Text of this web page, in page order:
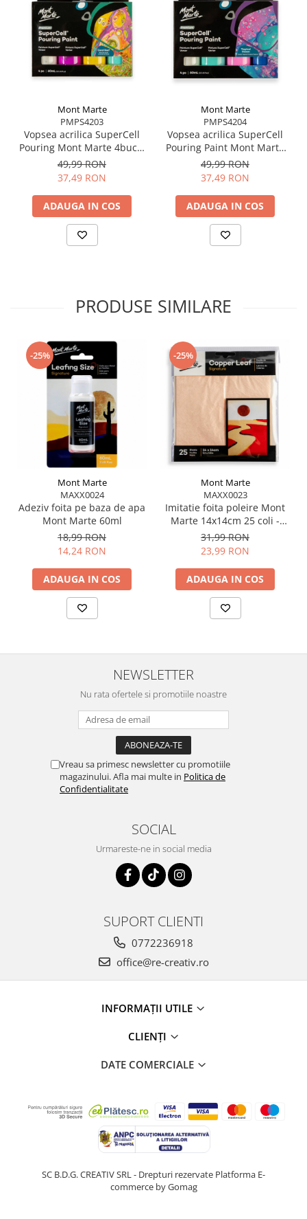
Aplică pe suprafețe curate și uscate
Lasă să se usuce complet pentru un efect
metalic intens
Curăță pensulele imediat după utilizare cu apă și
săpun
Mont Marte
PMPS4203
Vopsea acrilica SuperCell
Pouring Mont Marte 4buc x
60ml - Coral Reef
49,99 RON
37,49 RON
ADAUGA IN COS
Mont Marte
PMPS4204
Vopsea acrilica SuperCell
Pouring Paint Mont Marte
4buc x60ml - Tropical
Ocean
49,99 RON
37,49 RON
ADAUGA IN COS
PRODUSE SIMILARE
-25%
Mont Marte
MAXX0024
Adeziv foita pe baza de apa
Mont Marte 60ml
18,99 RON
14,24 RON
ADAUGA IN COS
-25%
Mont Marte
MAXX0023
Imitatie foita poleire Mont
Marte 14x14cm 25 coli -
Copper
31,99 RON
23,99 RON
ADAUGA IN COS
NEWSLETTER
Nu rata ofertele si promotiile noastre
Vreau sa primesc newsletter cu promotiile
magazinului. Afla mai multe in Politica de
Confidentialitate
SOCIAL
Urmareste-ne in social media
SUPORT CLIENTI
0772236918
office@re-creativ.ro
INFORMAȚII UTILE
CLIENȚI
DATE COMERCIALE
SC B.D.G. CREATIV SRL - Drepturi rezervate Platforma E-
commerce by Gomag